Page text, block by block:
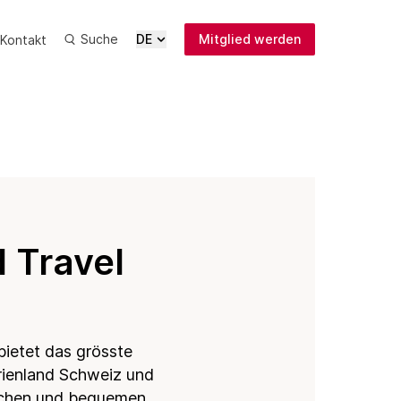
Kontakt Suche DE Mitglied werden
Travel
das grösste
Schweiz und